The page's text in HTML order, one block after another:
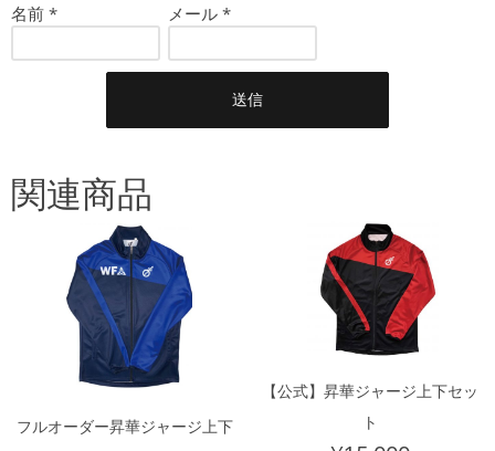
名前 * メール*
関連商品
フルオーダー昇華ジャージ上下
【公式】昇華ジャージ上下セッ
ト